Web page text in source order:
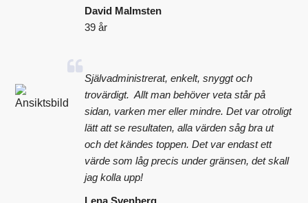
David Malmsten
39 år
Självadministrerat, enkelt, snyggt och
trovärdigt. Allt man behöver veta står på
sidan, varken mer eller mindre. Det var otroligt
lätt att se resultaten, alla värden såg bra ut
och det kändes toppen. Det var endast ett
värde som låg precis under gränsen, det skall
jag kolla upp!
Lena Svenberg